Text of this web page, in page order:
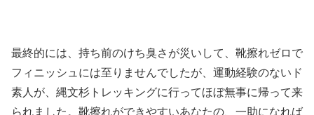
最終的には、持ち前のけち臭さが災いして、靴擦れゼロで
フィニッシュには至りませんでしたが、運動経験のないド
素人が、縄文杉トレッキングに行ってほぼ無事に帰って来
られました。靴擦れができやすいあなたの、一助になれば